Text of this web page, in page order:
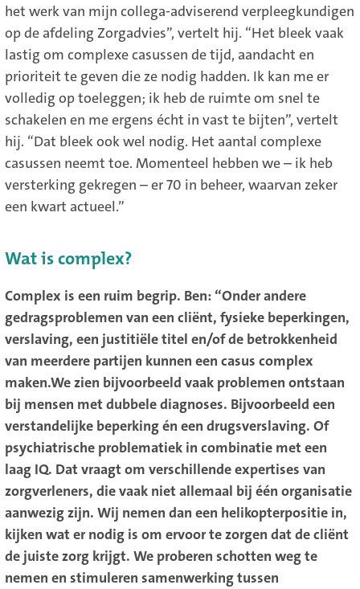
het werk van mijn collega-adviserend verpleegkundigen
op de afdeling Zorgadvies”, vertelt hij. “Het bleek vaak
lastig om complexe casussen de tijd, aandacht en
prioriteit te geven die ze nodig hadden. Ik kan me er
volledig op toeleggen; ik heb de ruimte om snel te
schakelen en me ergens écht in vast te bijten”, vertelt
hij. “Dat bleek ook wel nodig. Het aantal complexe
casussen neemt toe. Momenteel hebben we – ik heb
versterking gekregen – er 70 in beheer, waarvan zeker
een kwart actueel.”
Wat is complex?
Complex is een ruim begrip. Ben: “Onder andere
gedragsproblemen van een cliënt, fysieke beperkingen,
verslaving, een justitiële titel en/of de betrokkenheid
van meerdere partijen kunnen een casus complex
maken.We zien bijvoorbeeld vaak problemen ontstaan
bij mensen met dubbele diagnoses. Bijvoorbeeld een
verstandelijke beperking én een drugsverslaving. Of
psychiatrische problematiek in combinatie met een
laag IQ. Dat vraagt om verschillende expertises van
zorgverleners, die vaak niet allemaal bij één organisatie
aanwezig zijn. Wij nemen dan een helikopterpositie in,
kijken wat er nodig is om ervoor te zorgen dat de cliënt
de juiste zorg krijgt. We proberen schotten weg te
nemen en stimuleren samenwerking tussen